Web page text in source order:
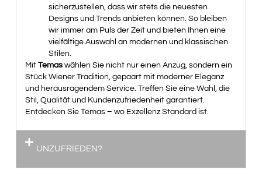
sicherzustellen, dass wir stets die neuesten
Designs und Trends anbieten können. So bleiben
wir immer am Puls der Zeit und bieten Ihnen eine
vielfältige Auswahl an modernen und klassischen
Stilen.
Mit Temaswählen Sie nicht nur einen Anzug, sondern ein
Stück Wiener Tradition, gepaart mit moderner Eleganz
und herausragendem Service. Treffen Sie eine Wahl, die
Stil, Qualität und Kundenzufriedenheit garantiert.
Entdecken Sie Temas – wo Exzellenz Standard ist.
UNZUFRIEDEN?